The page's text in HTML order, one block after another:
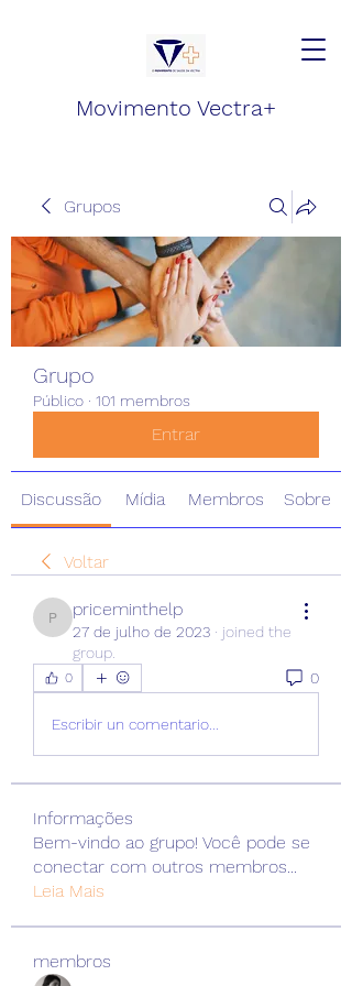
Movimento Vectra+
Grupos
Grupo
Público · 101 membros
Entrar
Discussão Mídia Membros Sobre
Voltar
priceminthelp
priceminthelp
27 de julho de 2023 · joined the
group.
0 0
Escribir un comentario...
Informações
Bem-vindo ao grupo! Você pode se
conectar com outros membros...
Leia Mais
membros